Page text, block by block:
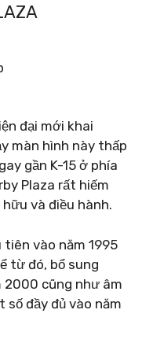
đại mới khai
màn hình này thấp
gần K-15 ở phía
Plaza rất hiếm
và điều hành.
vào năm 1995
từ đó, bổ sung
2000 cũng như âm
đầy đủ vào năm